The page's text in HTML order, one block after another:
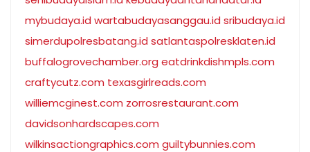
mybudaya.id wartabudayasanggau.id sribudaya.id
simerdupolresbatang.id satlantaspolresklaten.id
buffalogrovechamber.org eatdrinkdishmpls.com
craftycutz.com texasgirlreads.com
williemcginest.com zorrosrestaurant.com
davidsonhardscapes.com
wilkinsactiongraphics.com guiltybunnies.com